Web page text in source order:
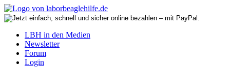
LBH in den Medien
Newsletter
Forum
Login